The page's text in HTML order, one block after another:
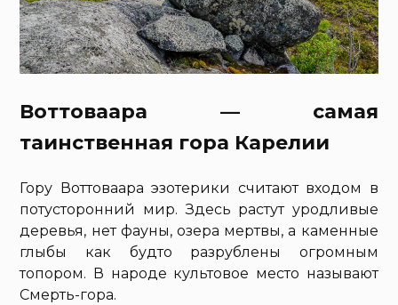
Воттоваара — самая
таинственная гора Карелии
Гору Воттоваара эзотерики считают входом в
потусторонний мир. Здесь растут уродливые
деревья, нет фауны, озера мертвы, а каменные
глыбы как будто разрублены огромным
топором. В народе культовое место называют
Смерть-гора.